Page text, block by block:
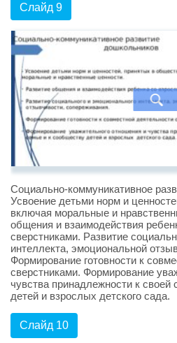
Слайд 9
Социально-коммуникативное
Усвоение детьми норм и
включая моральные и
общения и взаимодействия
сверстниками. Развитие
интеллекта, эмоциональной
Формирование готовности к
сверстниками. Формирование
чувства принадлежности к
детей и взрослых детского сада.
Слайд 10